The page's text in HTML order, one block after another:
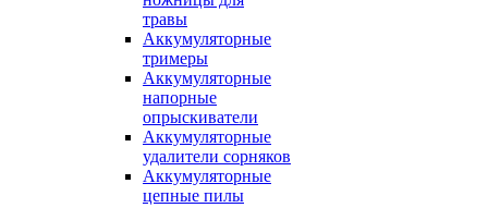
травы
Аккумуляторные
тримеры
Аккумуляторные
напорные
опрыскиватели
Аккумуляторные
удалители сорняков
Аккумуляторные
цепные пилы